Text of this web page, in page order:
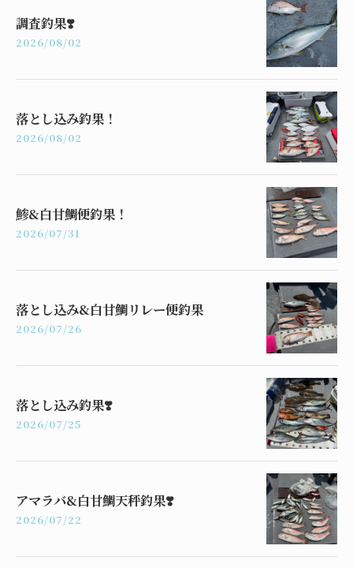
調査釣果❣️
2026/08/02
落とし込み釣果！
2026/08/02
鯵&白甘鯛便釣果！
2026/07/31
落とし込み&白甘鯛リレー便釣果
2026/07/26
落とし込み釣果❣️
2026/07/25
アマラバ&白甘鯛天秤釣果❣️
2026/07/22